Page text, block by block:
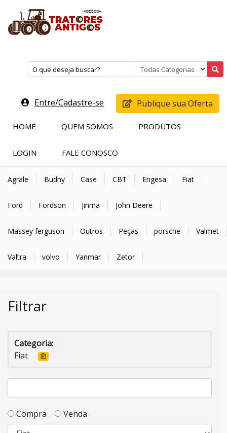
Entre/Cadastre-se Publique sua Oferta
HOME QUEM SOMOS PRODUTOS
LOGIN FALE CONOSCO
Agrale Budny Case CBT Engesa Fiat
Ford Fordson Jinma John Deere
Massey ferguson Outros Peças porsche Valmet
Valtra volvo Yanmar Zetor
Filtrar
Categoria:
Fiat
Compra Venda